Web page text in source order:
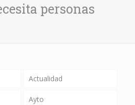
personas
Actualidad
Ayto